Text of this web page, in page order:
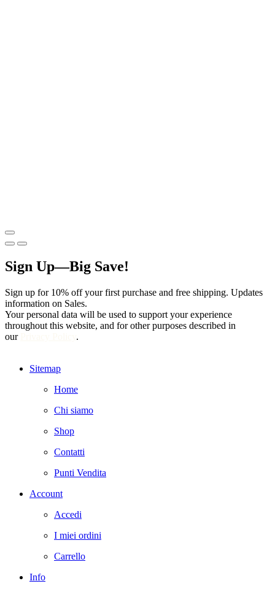
Sign Up—Big Save!
Sign up for 10% off your first purchase and free shipping. Updates
information on Sales.
Your personal data will be used to support your experience
throughout this website, and for other purposes described in
our
.
Sitemap
Home
Chi siamo
Shop
Contatti
Punti Vendita
Account
Accedi
I miei ordini
Carrello
Info